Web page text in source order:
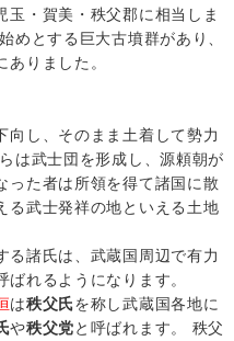
玉・賀美・秩父郡に相当しま
めとする巨大古墳群があり、
りました。
し、そのまま土着して勢力
は武士団を形成し、源頼朝が
った者は所領を得て諸国に散
る武士発祥の地といえる土地
る諸氏は、武蔵国周辺で有力
ばれるようになります。
は秩父氏を称し武蔵国各地に
や秩父党と呼ばれます。 秩父